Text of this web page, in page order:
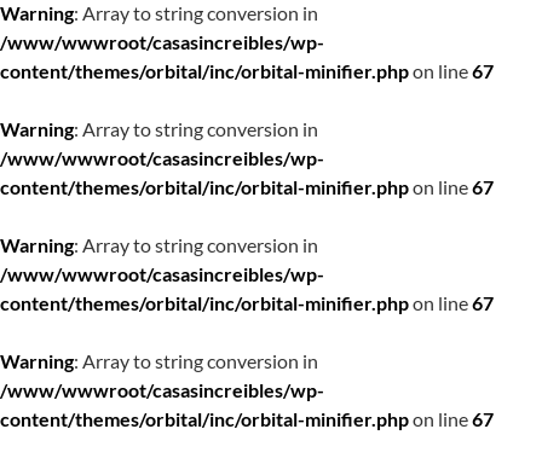
Warning: Array to string conversion in
/www/wwwroot/casasincreibles/wp-
content/themes/orbital/inc/orbital-minifier.phpon line67
Warning: Array to string conversion in
/www/wwwroot/casasincreibles/wp-
content/themes/orbital/inc/orbital-minifier.phpon line67
Warning: Array to string conversion in
/www/wwwroot/casasincreibles/wp-
content/themes/orbital/inc/orbital-minifier.phpon line67
Warning: Array to string conversion in
/www/wwwroot/casasincreibles/wp-
content/themes/orbital/inc/orbital-minifier.phpon line67